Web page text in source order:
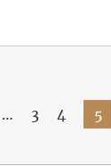
… 3 4 5